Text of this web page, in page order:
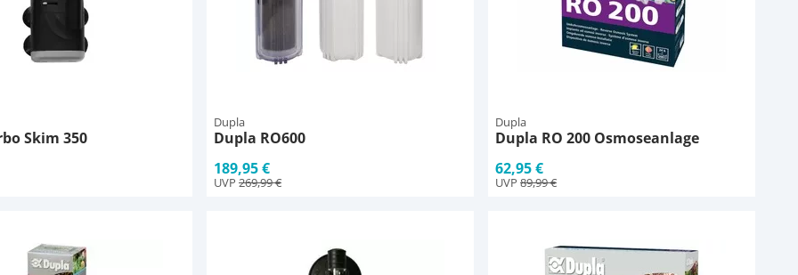
Skim 350
Dupla
Dupla RO600
189,95 €
UVP 269,99 €
Dupla
Dupla RO 200 Osmoseanlage
62,95 €
UVP 89,99 €